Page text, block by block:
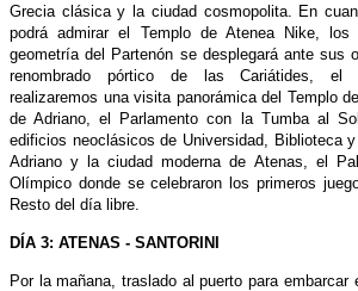
Grecia clásica y la ciudad cosmopolita. En
podrá admirar el Templo de Atenea Nike, los
geometría del Partenón se desplegará ante sus
renombrado pórtico de las Cariátides, el
realizaremos una visita panorámica del Templo
de Adriano, el Parlamento con la Tumba al
edificios neoclásicos de Universidad, Biblioteca
Adriano y la ciudad moderna de Atenas, el
Olímpico donde se celebraron los primeros
Resto del día libre.
DÍA 3: ATENAS - SANTORINI
Por la mañana, traslado al puerto para